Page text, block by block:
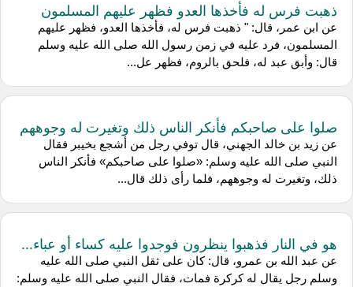
ذهبت فرس له فأخذها العدو فظهر عليهم المسلمون
عن ابن عمر، قال: " ذهبت فرس له، فأخذها العدو، فظهر عليهم
المسلمون، فرد عليه في زمن رسول الله صلى الله عليه وسلم
قال: وأبق عبد له، فلحق بالروم، فظهر عل...
صلوا على صاحبكم فأنكر الناس ذلك وتغيرت له وجوههم
عن زيد بن خالد الجهني، قال توفي رجل من أشجع بخيبر فقال
النبي صلى الله عليه وسلم: «صلوا على صاحبكم» فأنكر الناس
ذلك، وتغيرت له وجوههم، فلما رأى ذلك قال...
هو في النار فذهبوا ينظرون فوجدوا عليه كساء أو عباء...
عن عبد الله بن عمرو، قال: كان على ثقل النبي صلى الله عليه
وسلم رجل يقال له كركرة فمات، فقال النبي صلى الله عليه وسلم: